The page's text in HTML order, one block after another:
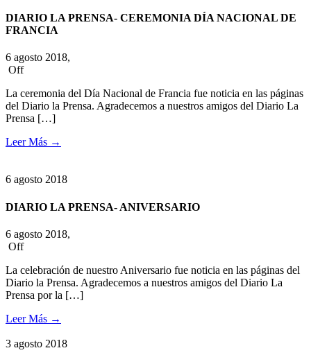
DIARIO LA PRENSA- CEREMONIA DÍA NACIONAL DE
FRANCIA
6 agosto 2018,
Off
La ceremonia del Día Nacional de Francia fue noticia en las páginas
del Diario la Prensa. Agradecemos a nuestros amigos del Diario La
Prensa […]
Leer Más →
6 agosto 2018
DIARIO LA PRENSA- ANIVERSARIO
6 agosto 2018,
Off
La celebración de nuestro Aniversario fue noticia en las páginas del
Diario la Prensa. Agradecemos a nuestros amigos del Diario La
Prensa por la […]
Leer Más →
3 agosto 2018